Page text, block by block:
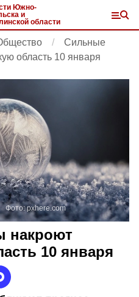
Южно-
и
области
Сильные
область 10 января
Фото:pxhere.com
накроют
10 января